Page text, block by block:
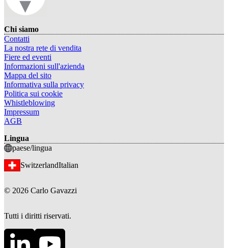
Chi siamo
Contatti
La nostra rete di vendita
Fiere ed eventi
Informazioni sull'azienda
Mappa del sito
Informativa sulla privacy
Politica sui cookie
Whistleblowing
Impressum
AGB
Lingua
paese/lingua
SwitzerlandItalian
© 2026 Carlo Gavazzi
Tutti i diritti riservati.